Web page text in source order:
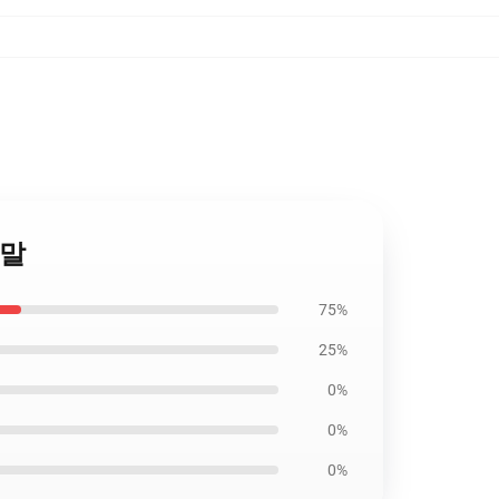
75%
25%
0%
0%
0%